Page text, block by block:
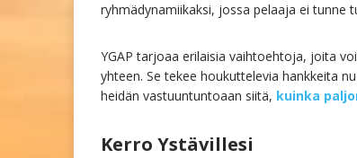
ryhmädynamiikaksi, jossa pelaaja ei tunne
YGAP tarjoaa erilaisia vaihtoehtoja, joita
yhteen. Se tekee houkuttelevia hankkeita
heidän vastuuntuntoaan siitä, kuinka
Kerro Ystävillesi